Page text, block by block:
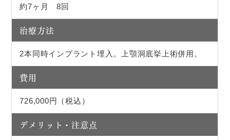
約7ヶ月 8回
治療方法
2本同時インプラント埋入。上顎洞底挙上術併用。
費用
726,000円（税込）
デメリット・注意点